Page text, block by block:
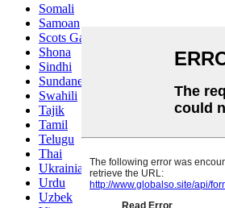
Somali
Samoan
Scots Gaelic
Shona
Sindhi
Sundanese
Swahili
Tajik
Tamil
Telugu
Thai
Ukrainian
Urdu
Uzbek